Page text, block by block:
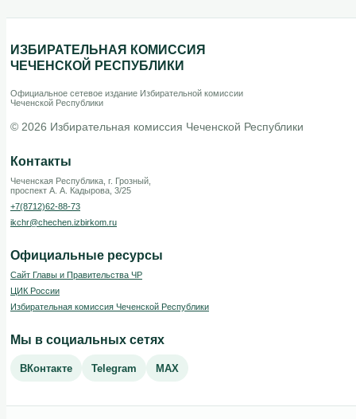
ИЗБИРАТЕЛЬНАЯ КОМИССИЯ
ЧЕЧЕНСКОЙ РЕСПУБЛИКИ
Официальное сетевое издание Избирательной комиссии
Чеченской Республики
© 2026 Избирательная комиссия Чеченской Республики
Контакты
Чеченская Республика, г. Грозный,
проспект А. А. Кадырова, 3/25
+7(8712)62-88-73
ikchr@chechen.izbirkom.ru
Официальные ресурсы
Сайт Главы и Правительства ЧР
ЦИК России
Избирательная комиссия Чеченской Республики
Мы в социальных сетях
ВКонтакте Telegram MAX